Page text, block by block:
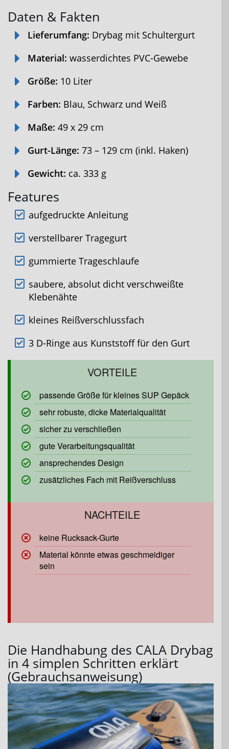
Daten & Fakten
Lieferumfang: Drybag mit Schultergurt
Material: wasserdichtes PVC-Gewebe
Größe: 10 Liter
Farben: Blau, Schwarz und Weiß
Maße: 49 x 29 cm
Gurt-Länge: 73 – 129 cm (inkl. Haken)
Gewicht: ca. 333 g
Features
aufgedruckte Anleitung
verstellbarer Tragegurt
gummierte Trageschlaufe
saubere, absolut dicht verschweißte
Klebenähte
kleines Reißverschlussfach
3 D-Ringe aus Kunststoff für den Gurt
passende Größe für kleines SUP Gepäck
sehr robuste, dicke Materialqualität
sicher zu verschließen
gute Verarbeitungsqualität
ansprechendes Design
zusätzliches Fach mit Reißverschluss
keine Rucksack-Gurte
Material könnte etwas geschmeidiger
sein
Die Handhabung des CALA Drybag
in 4 simplen Schritten erklärt
(Gebrauchsanweisung)